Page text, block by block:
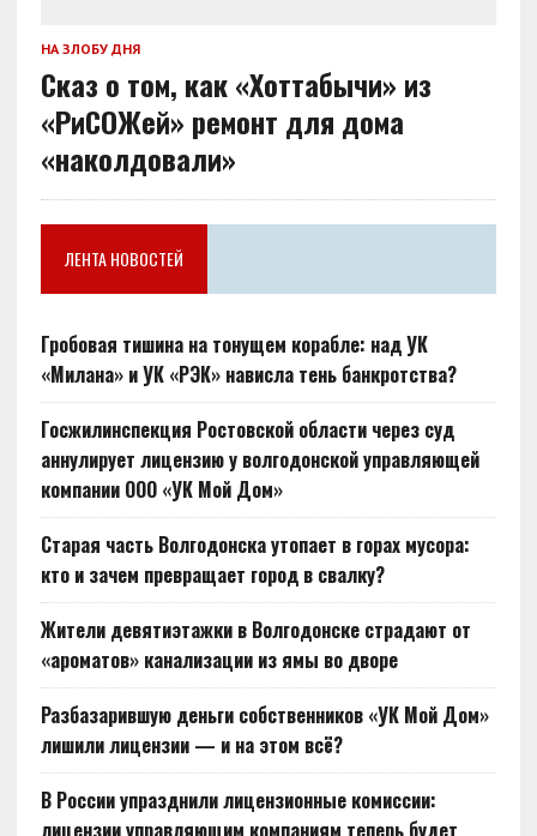
НА ЗЛОБУ ДНЯ
Сказ о том, как «Хоттабычи» из
«РиСОЖей» ремонт для дома
«наколдовали»
ЛЕНТА НОВОСТЕЙ
Гробовая тишина на тонущем корабле: над УК
«Милана» и УК «РЭК» нависла тень банкротства?
Госжилинспекция Ростовской области через суд
аннулирует лицензию у волгодонской управляющей
компании ООО «УК Мой Дом»
Старая часть Волгодонска утопает в горах мусора:
кто и зачем превращает город в свалку?
Жители девятиэтажки в Волгодонске страдают от
«ароматов» канализации из ямы во дворе
Разбазарившую деньги собственников «УК Мой Дом»
лишили лицензии — и на этом всё?
В России упразднили лицензионные комиссии:
лицензии управляющим компаниям теперь будет